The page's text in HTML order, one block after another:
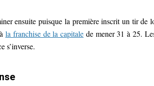
ensuite puisque la première inscrit un tir de
la franchise de la capitale de mener 31 à 25.
s’inverse.